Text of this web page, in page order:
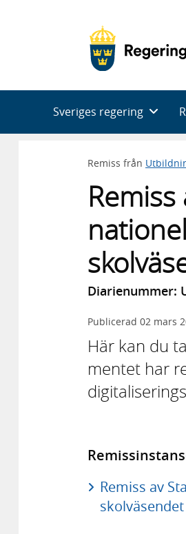
Sveriges regering
Remiss från
Diarienummer:
Publicerad 02 mars
Här kan du
mentet har
Remiss av